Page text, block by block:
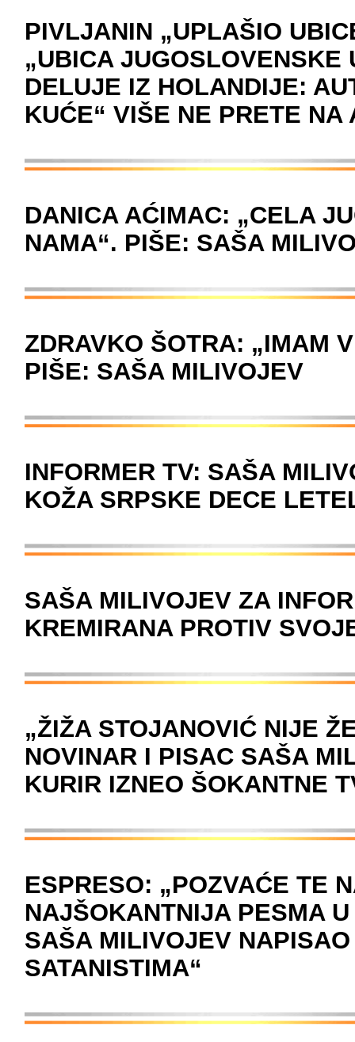
PIVLJANIN „UPLAŠIO
„UBICA
DELUJE IZ HOLANDIJE:
KUĆE“ VIŠE NE PRETE
DANICA AĆIMAC: „CELA
NAMA“. PIŠE: SAŠA
ZDRAVKO ŠOTRA: „IMAM
PIŠE: SAŠA MILIVOJEV
INFORMER TV: SAŠA
KOŽA SRPSKE DECE
SAŠA MILIVOJEV ZA
KREMIRANA PROTIV
„ŽIŽA STOJANOVIĆ NIJE
NOVINAR I PISAC SAŠA
KURIR IZNEO ŠOKANTNE
ESPRESO: „POZVAĆE TE
NAJŠOKANTNIJA PESMA
SAŠA MILIVOJEV
SATANISTIMA“